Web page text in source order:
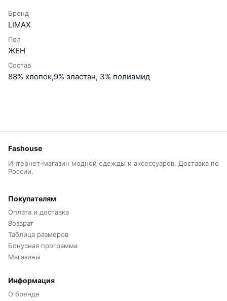
Бренд
LIMAX
Пол
ЖЕН
Состав
88% хлопок,9% эластан, 3% полиамид
Fashouse
Интернет-магазин модной одежды и аксессуаров. Доставка по
России.
Покупателям
Оплата и доставка
Возврат
Таблица размеров
Бонусная программа
Магазины
Информация
О бренде